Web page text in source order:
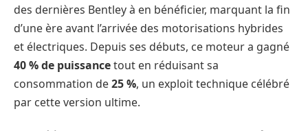
des dernières Bentley à en bénéficier, marquant la fin
d’une ère avant l’arrivée des motorisations hybrides
et électriques. Depuis ses débuts, ce moteur a gagné
40 % de puissancetout en réduisant sa
consommation de25 %, un exploit technique célébré
par cette version ultime.